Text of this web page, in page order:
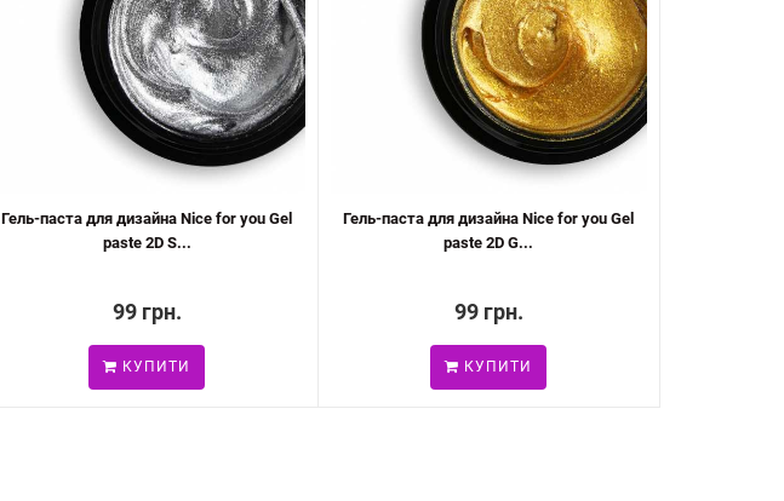
Гель-паста для дизайна Nice for you Gel
paste 2D S...
99 грн.
КУПИТИ
Гель-паста для дизайна Nice for you Gel
paste 2D G...
99 грн.
КУПИТИ